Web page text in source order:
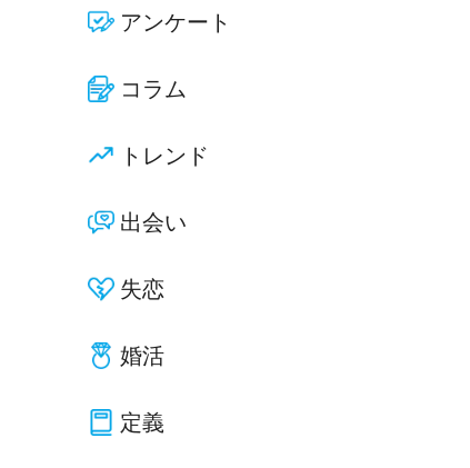
アンケート
コラム
トレンド
出会い
失恋
婚活
定義